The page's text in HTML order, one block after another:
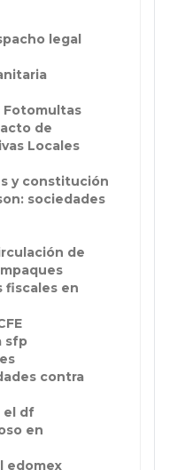
legal
Fotomultas
de
Locales
y constitución
sociedades
de
fiscales en
sfp
contra
el df
en
edomex